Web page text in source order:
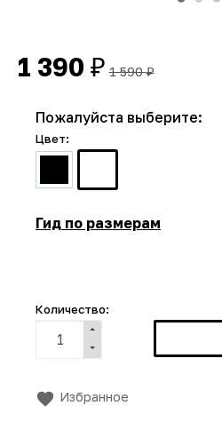
1 390 ₽ 1 590₽
Пожалуйста выберите:
Цвет:
Гид по размерам
Количество:
Избранное